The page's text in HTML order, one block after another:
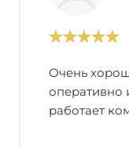
Очень
оперативно
работает